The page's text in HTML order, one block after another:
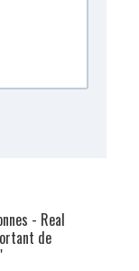
- Real
de